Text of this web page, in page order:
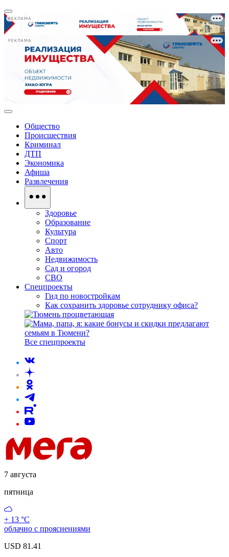
РЕКЛАМА
РЕКЛАМА
Общество
Происшествия
Криминал
ДТП
Экономика
Афиша
Развлечения
Здоровье
Образование
Культура
Спорт
Авто
Недвижимость
Сад и огород
СВО
Спецпроекты
Гид по новостройкам
Как сохранить здоровье сотруднику офиса?
Все спецпроекты
7 августа
пятница
+ 13 °С
облачно с прояснениями
USD 81.41